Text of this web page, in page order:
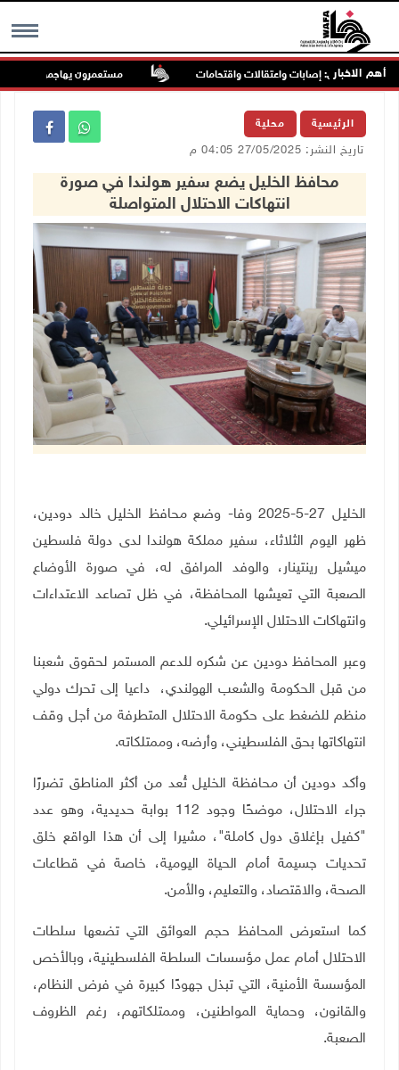
MENU أهم الاخبارإصابات واعتقالات واقتحامات مستعمرون يهاجمون مجددا تجمع
الرئيسية محلية
تاريخ النشر: 27/05/2025 04:05 م
محافظ الخليل يضع سفير هولندا في صورة
انتهاكات الاحتلال المتواصلة
الخليل 27-5-2025 وفا- وضع محافظ الخليل خالد دودين،
ظهر اليوم الثلاثاء، سفير مملكة هولندا لدى دولة فلسطين
ميشيل رينتينار، والوفد المرافق له، في صورة الأوضاع
الصعبة التي تعيشها المحافظة، في ظل تصاعد الاعتداءات
وانتهاكات الاحتلال الإسرائيلي.
وعبر المحافظ دودين عن شكره للدعم المستمر لحقوق شعبنا
من قبل الحكومة والشعب الهولندي، داعيا إلى تحرك دولي
منظم للضغط على حكومة الاحتلال المتطرفة من أجل وقف
انتهاكاتها بحق الفلسطيني، وأرضه، وممتلكاته.
وأكد دودين أن محافظة الخليل تُعد من أكثر المناطق تضررًا
جراء الاحتلال، موضحًا وجود 112 بوابة حديدية، وهو عدد
"كفيل بإغلاق دول كاملة"، مشيرا إلى أن هذا الواقع خلق
تحديات جسيمة أمام الحياة اليومية، خاصة في قطاعات
الصحة، والاقتصاد، والتعليم، والأمن.
كما استعرض المحافظ حجم العوائق التي تضعها سلطات
الاحتلال أمام عمل مؤسسات السلطة الفلسطينية، وبالأخص
المؤسسة الأمنية، التي تبذل جهودًا كبيرة في فرض النظام،
والقانون، وحماية المواطنين، وممتلكاتهم، رغم الظروف
الصعبة.